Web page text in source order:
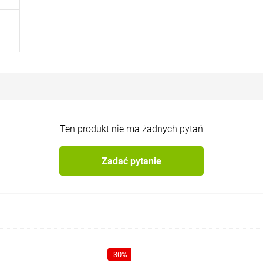
Ten produkt nie ma żadnych pytań
Zadać pytanie
-30%